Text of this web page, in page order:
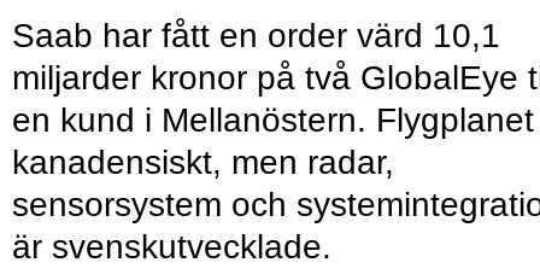
Saab har fått en order värd 10,1
miljarder kronor på två GlobalEye
en kund i Mellanöstern.
kanadensiskt, men radar,
sensorsystem och
är svenskutvecklade.